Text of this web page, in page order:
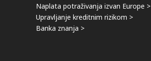
Naplata potraživanja izvan Europe >
Upravljanje kreditnim rizikom >
Banka znanja >